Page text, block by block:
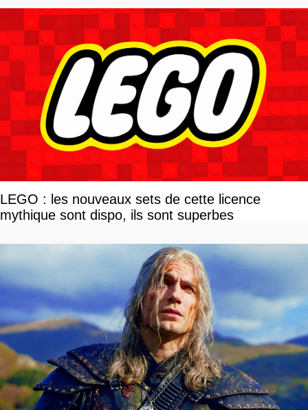
LEGO : les nouveaux sets de cette licence
mythique sont dispo, ils sont superbes